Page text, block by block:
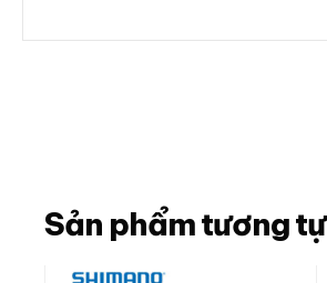
Sản phẩm tương tự